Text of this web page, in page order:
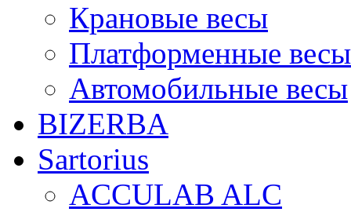
Крановые весы
Платформенные весы
Автомобильные весы
BIZERBA
Sartorius
ACCULAB ALC